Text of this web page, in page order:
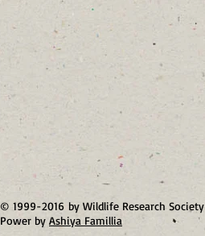
© 1999-2016 by Wildlife Research Society
Power by Ashiya Famillia